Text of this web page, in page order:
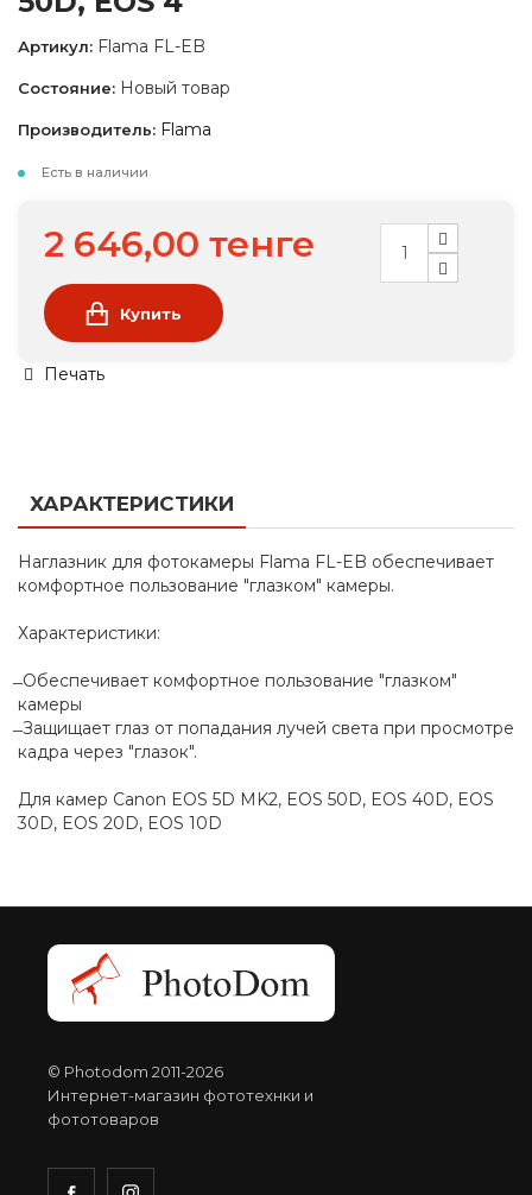
Артикул: Flama FL-EB
Состояние: Новый товар
Производитель: Flama
Есть в наличии
2 646,00 тенге
Купить
Печать
ХАРАКТЕРИСТИКИ
Наглазник для фотокамеры Flama FL-EB обеспечивает
комфортное пользование "глазком" камеры.
Характеристики:
̶ Обеспечивает комфортное пользование "глазком"
камеры
̶ Защищает глаз от попадания лучей света при просмотре
кадра через "глазок".
Для камер Canon EOS 5D MK2, EOS 50D, EOS 40D, EOS
30D, EOS 20D, EOS 10D
© Photodom 2011-2026
Интернет-магазин фототехнки и
фототоваров